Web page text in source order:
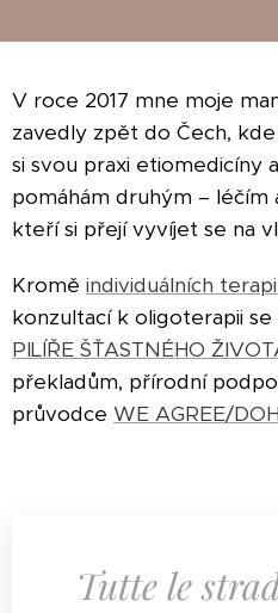
V roce 2017 mne moje
zavedly zpět do Čech,
si svou praxi etiomedicíny
pomáhám druhým – léčím
kteří si přejí vyvíjet se na
Kromě individuálních
konzultací k oligoterapii se
PILÍŘE ŠŤASTNÉHO
překladům, přírodní
průvodce WE AGREE/
Tutte le